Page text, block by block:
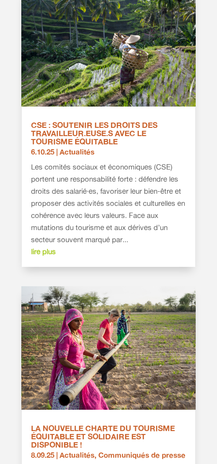
CSE : SOUTENIR LES DROITS DES
TRAVAILLEUR.EUSE.S AVEC LE
TOURISME ÉQUITABLE
6.10.25| Actualités
Les comités sociaux et économiques (CSE)
portent une responsabilité forte : défendre les
droits des salarié·es, favoriser leur bien-être et
proposer des activités sociales et culturelles en
cohérence avec leurs valeurs. Face aux
mutations du tourisme et aux dérives d’un
secteur souvent marqué par...
lire plus
LA NOUVELLE CHARTE DU TOURISME
ÉQUITABLE ET SOLIDAIRE EST
DISPONIBLE !
8.09.25| Actualités, Communiqués de presse